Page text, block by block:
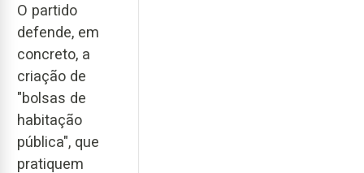
O partido
defende, em
concreto, a
criação de
"bolsas de
habitação
pública", que
pratiquem